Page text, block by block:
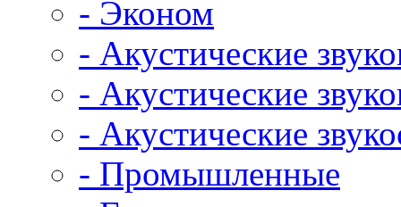
- Эконом
- Акустические
- Акустические
- Акустические
- Промышленные